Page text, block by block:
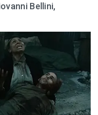
Bellini,